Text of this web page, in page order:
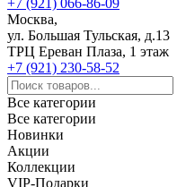
+7 (921) 066-86-09
Москва,
ул. Большая Тульская, д.13
ТРЦ Ереван Плаза, 1 этаж
+7 (921) 230-58-52
Все категории
Все категории
Новинки
Акции
Коллекции
VIP-Подарки